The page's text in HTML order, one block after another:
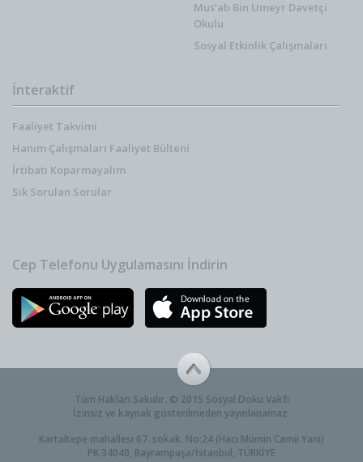
Mus’ab Bin Umeyr Davetçi
Okulu
Sosyal Etkinlik Çalışmaları
İnteraktif
Faaliyet Takvimi
Hanım Çalışmaları Faaliyet Bülteni
İrtibatı Koparmayalım
Sık Sorulan Sorular
Cep Telefonu Uygulamasını İndirin
Tüm Hakları Sakıdır. © 2015 Sosyal Doku Vakfı
İzinsiz ve kaynak gösterilmeden yayınlanamaz.
Kartaltepe mahallesi 67. sokak. No:24 (Hacı Mümin Camii Yanı)
PK 34040, Bayrampaşa/İstanbul, TÜRKİYE